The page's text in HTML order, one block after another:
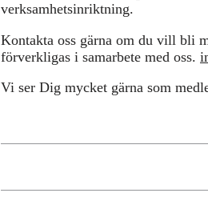
verksamhetsinriktning.
Kontakta oss gärna om du vill bli
förverkligas i samarbete med oss.
Vi ser Dig mycket gärna som